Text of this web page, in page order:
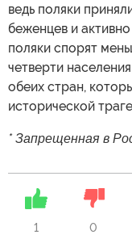
ведь поляки
беженцев и
поляки спорят
четверти
обеих стран,
исторической
* Запрещенная в
1 0